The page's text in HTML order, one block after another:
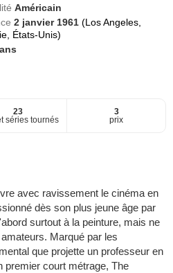
Américain
2 janvier 1961(Los Angeles,
États-Unis)
ans
23
séries tournés
3
prix
avec ravissement le cinéma en
dès son plus jeune âge par
surtout à la peinture, mais ne
Marqué par les
que projette un professeur en
premier court métrage, The